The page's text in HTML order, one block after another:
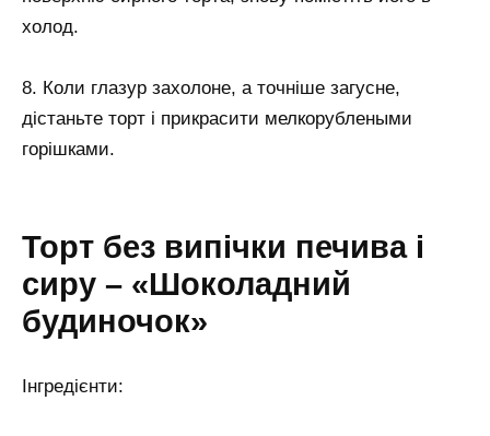
холод.
8. Коли глазур захолоне, а точніше загусне,
дістаньте торт і прикрасити мелкорублеными
горішками.
Торт без випічки печива і
сиру – «Шоколадний
будиночок»
Інгредієнти: